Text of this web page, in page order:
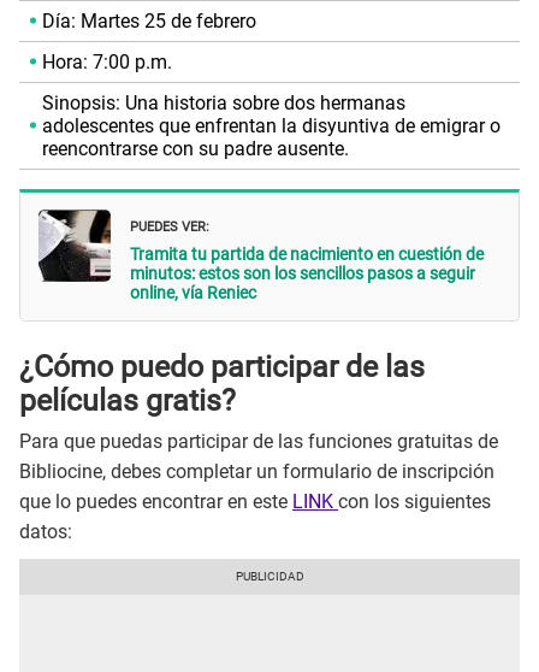
Día: Martes 25 de febrero
Hora: 7:00 p.m.
Sinopsis: Una historia sobre dos hermanas
adolescentes que enfrentan la disyuntiva de emigrar o
reencontrarse con su padre ausente.
PUEDES VER:
Tramita tu partida de nacimiento en cuestión de
minutos: estos son los sencillos pasos a seguir
online, vía Reniec
¿Cómo puedo participar de las
películas gratis?
Para que puedas participar de las funciones gratuitas de
Bibliocine, debes completar un formulario de inscripción
que lo puedes encontrar en este LINK con los siguientes
datos: